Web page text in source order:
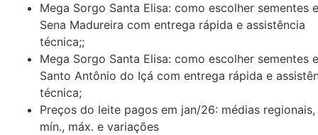
Mega Sorgo Santa Elisa: como escolher sementes
Sena Madureira com entrega rápida e assistência
técnica;;
Mega Sorgo Santa Elisa: como escolher sementes
Santo Antônio do Içá com entrega rápida e
técnica;
Preços do leite pagos em jan/26: médias regionais,
mín., máx. e variações